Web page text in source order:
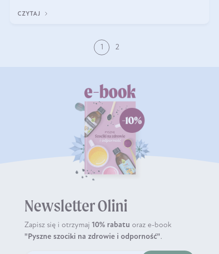
CZYTAJ
1 2
Newsletter Olini
Zapisz się i otrzymaj 10% rabatu oraz e-book
"Pyszne szociki na zdrowie i odporność".